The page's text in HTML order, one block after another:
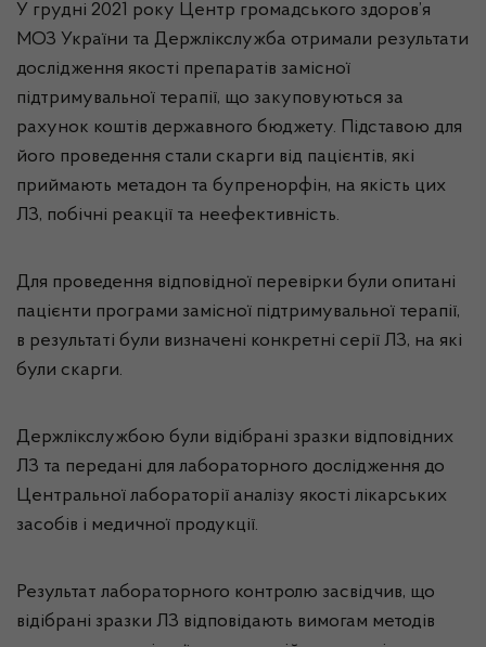
У грудні 2021 року Центр громадського здоров’я
МОЗ України та Держлікслужба отримали результати
дослідження якості препаратів замісної
підтримувальної терапії, що закуповуються за
рахунок коштів державного бюджету. Підставою для
його проведення стали скарги від пацієнтів, які
приймають метадон та бупренорфін, на якість цих
ЛЗ, побічні реакції та неефективність.
Для проведення відповідної перевірки були опитані
пацієнти програми замісної підтримувальної терапії,
в результаті були визначені конкретні серії ЛЗ, на які
були скарги.
Держлікслужбою були відібрані зразки відповідних
ЛЗ та передані для лабораторного дослідження до
Центральної лабораторії аналізу якості лікарських
засобів і медичної продукції.
Результат лабораторного контролю засвідчив, що
відібрані зразки ЛЗ відповідають вимогам методів